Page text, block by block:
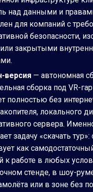
над данными и
для компаний с
безопасности,
закрытыми
версия — автономная
сборка под VR-
полностью без
локального
сервера.
задачу «скачать тур»:
как
к работе в любых
стенде, в шоу-
или в зоне без